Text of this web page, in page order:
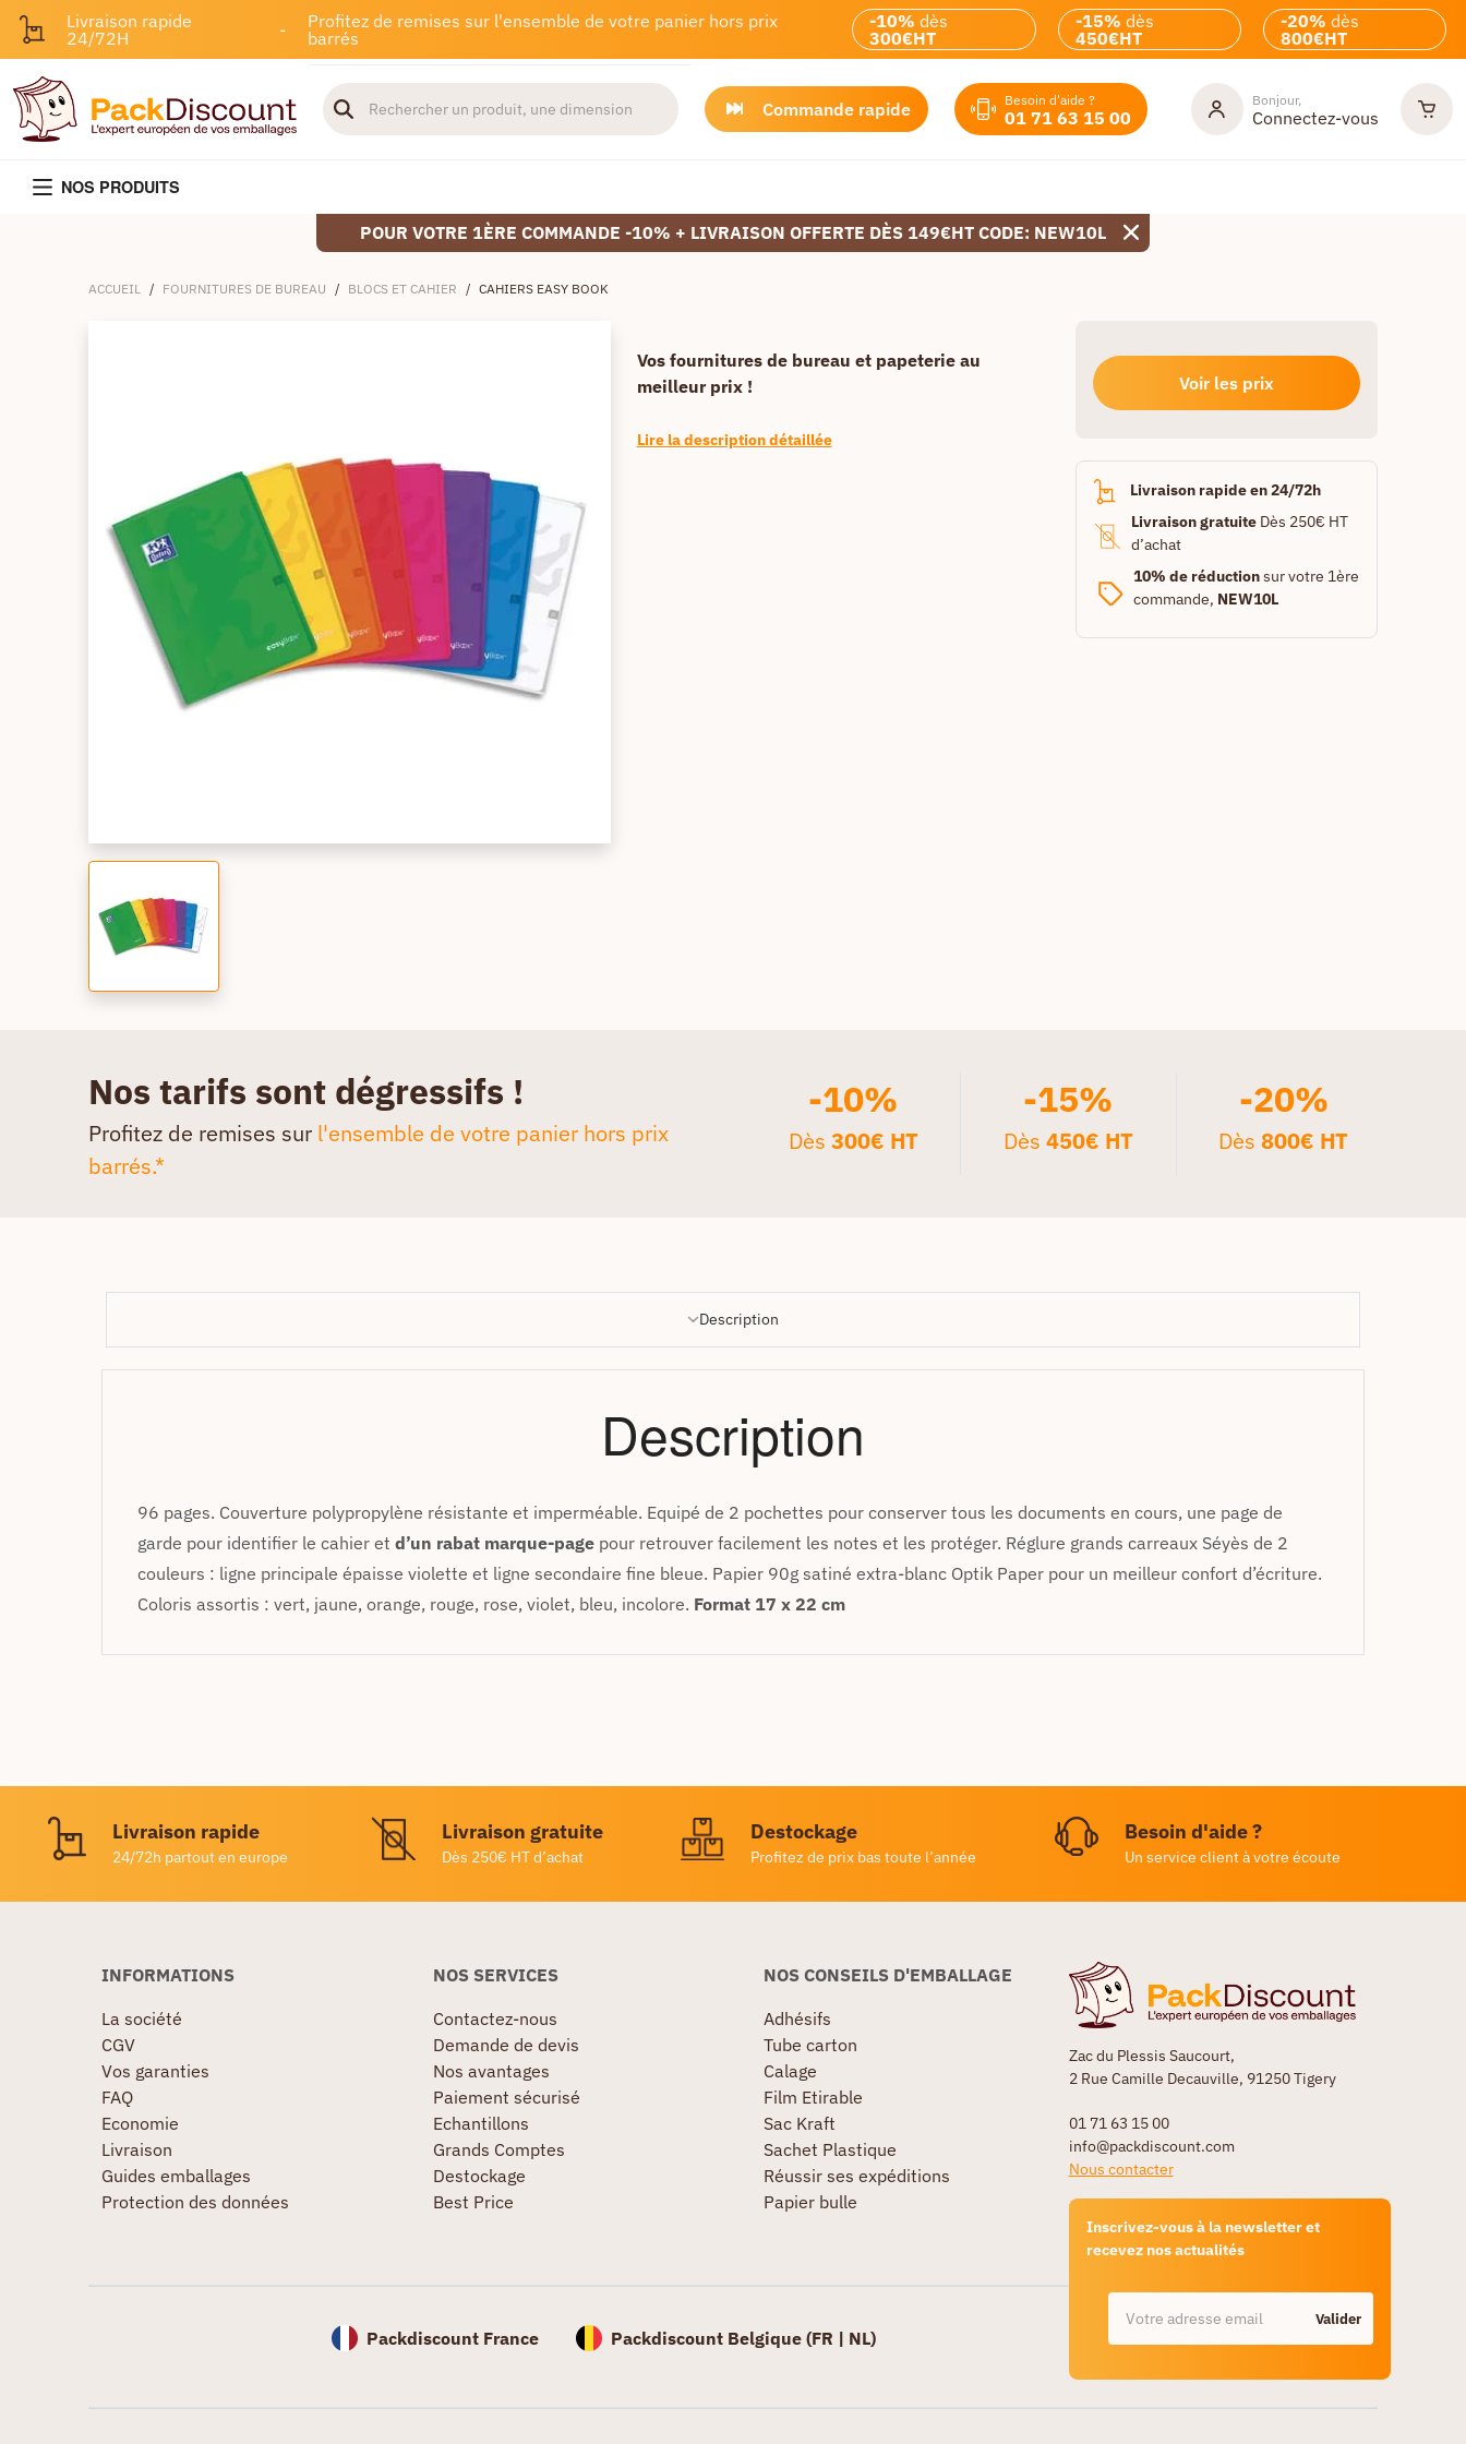
Livraison rapide
24/72H
-
Profitez de remises sur l'ensemble de votre panier hors prix
barrés
-10% dès
300€HT
-15% dès
450€HT
-20% dès
800€HT
Commande rapide Besoin d'aide ?
01 71 63 15 00
Bonjour,
Connectez-vous
NOS PRODUITS
POUR VOTRE 1ÈRE COMMANDE -10% + LIVRAISON OFFERTE DÈS 149€HT CODE: NEW10L
ACCUEIL / FOURNITURES DE BUREAU / BLOCS ET CAHIER / CAHIERS EASY BOOK
Vos fournitures de bureau et papeterie au
meilleur prix !
Lire la description détaillée
Voir les prix
Livraison rapide en 24/72h
Livraison gratuiteDès 250€ HT
d’achat
10% de réductionsur votre 1ère
commande, NEW10L
Nos tarifs sont dégressifs !
Profitez de remises sur l'ensemble de votre panier hors prix
barrés.*
-10%
Dès 300€ HT
-15%
Dès 450€ HT
-20%
Dès800€ HT
Description
Description
96 pages. Couverture polypropylène résistante et imperméable. Equipé de 2 pochettes pour conserver tous les documents en cours, une page de
garde pour identifier le cahier et d’un rabat marque-page pour retrouver facilement les notes et les protéger. Réglure grands carreaux Séyès de 2
couleurs : ligne principale épaisse violette et ligne secondaire fine bleue. Papier 90g satiné extra-blanc Optik Paper pour un meilleur confort d’écriture.
Coloris assortis : vert, jaune, orange, rouge, rose, violet, bleu, incolore. Format 17 x 22 cm
Livraison rapide
24/72h partout en europe
Livraison gratuite
Dès 250€ HT d’achat
Destockage
Profitez de prix bas toute l’année
Besoin d'aide ?
Un service client à votre écoute
Zac du Plessis Saucourt,
2 Rue Camille Decauville, 91250 Tigery
01 71 63 15 00
info@packdiscount.com
Nous contacter
Inscrivez-vous à la newsletter et
recevez nos actualités
Valider
INFORMATIONS
La société
CGV
Vos garanties
FAQ
Economie
Livraison
Guides emballages
Protection des données
NOS SERVICES
Contactez-nous
Demande de devis
Nos avantages
Paiement sécurisé
Echantillons
Grands Comptes
Destockage
Best Price
NOS CONSEILS D'EMBALLAGE
Adhésifs
Tube carton
Calage
Film Etirable
Sac Kraft
Sachet Plastique
Réussir ses expéditions
Papier bulle
Packdiscount France Packdiscount Belgique (FR | NL)